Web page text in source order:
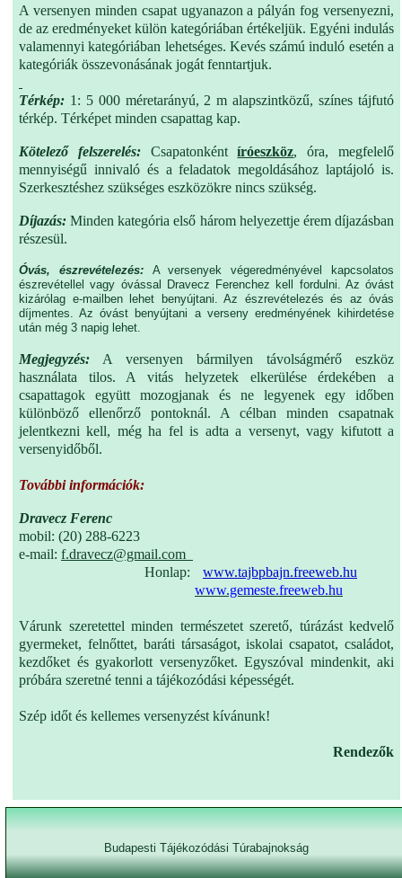
A versenyen minden csapat ugyanazon a pályán fog versenyezni,
de az eredményeket külön kategóriában értékeljük. Egyéni indulás
valamennyi kategóriában lehetséges. Kevés számú induló esetén a
kategóriák összevonásának jogát fenntartjuk.
Térkép: 1: 5 000 méretarányú, 2 m alapszintközű, színes tájfutó
térkép. Térképet minden csapattag kap.
Kötelező felszerelés:Csapatonkéntíróeszköz, óra, megfelelő
mennyiségű innivaló és a feladatok megoldásához laptájoló is.
Szerkesztéshez szükséges eszközökre nincs szükség.
Díjazás: Minden kategória első három helyezettje érem díjazásban
részesül.
Óvás, észrevételezés: A versenyek végeredményével kapcsolatos
észrevétellel vagy óvással Dravecz Ferenchez kell fordulni. Az óvást
kizárólag e-mailben lehet benyújtani. Az észrevételezés és az óvás
díjmentes. Az óvást benyújtani a verseny eredményének kihirdetése
után még 3 napig lehet.
Megjegyzés: A versenyen bármilyen távolságmérő eszköz
használata tilos. A vitás helyzetek elkerülése érdekében a
csapattagok együtt mozogjanak és ne legyenek egy időben
különböző ellenőrző pontoknál. A célban minden csapatnak
jelentkezni kell, még ha fel is adta a versenyt, vagy kifutott a
versenyidőből.
További információk:
Dravecz Ferenc
mobil: (20) 288-6223
e-mail: f.dravecz@gmail.com
Honlap:
www.tajbpbajn.freeweb.hu
www.gemeste.freeweb.hu
Várunk szeretettel minden természetet szerető, túrázást kedvelő
gyermeket, felnőttet, baráti társaságot, iskolai csapatot, családot,
kezdőket és gyakorlott versenyzőket. Egyszóval mindenkit, aki
próbára szeretné tenni a tájékozódási képességét.
Szép időt és kellemes versenyzést kívánunk!
Rendezők
Budapesti Tájékozódási Túrabajnokság